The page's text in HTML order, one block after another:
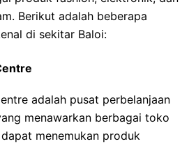
Berikut adalah beberapa
di sekitar Baloi:
adalah pusat perbelanjaan
menawarkan berbagai toko
menemukan produk